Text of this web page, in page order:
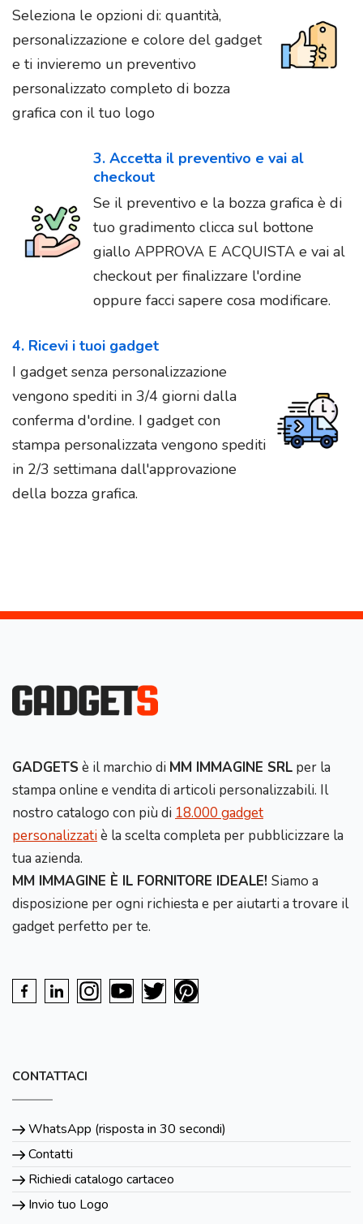
Seleziona le opzioni di: quantità,
personalizzazione e colore del gadget
e ti invieremo un preventivo
personalizzato completo di bozza
grafica con il tuo logo
3. Accetta il preventivo e vai al
checkout
Se il preventivo e la bozza grafica è di
tuo gradimento clicca sul bottone
giallo APPROVA E ACQUISTA e vai al
checkout per finalizzare l'ordine
oppure facci sapere cosa modificare.
4. Ricevi i tuoi gadget
I gadget senza personalizzazione
vengono spediti in 3/4 giorni dalla
conferma d'ordine. I gadget con
stampa personalizzata vengono spediti
in 2/3 settimana dall'approvazione
della bozza grafica.
GADGETS è il marchio di MM IMMAGINE SRL per la
stampa online e vendita di articoli personalizzabili. Il
nostro catalogo con più di 18.000 gadget
personalizzatiè la scelta completa per pubblicizzare la
tua azienda.
MM IMMAGINE È IL FORNITORE IDEALE! Siamo a
disposizione per ogni richiesta e per aiutarti a trovare il
gadget perfetto per te.
CONTATTACI
WhatsApp (risposta in 30 secondi)
Contatti
Richiedi catalogo cartaceo
Invio tuo Logo